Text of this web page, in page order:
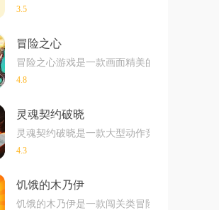
3.5
冒险之心
冒险之心游戏是一款画面精美的卡通冒险游
4.8
灵魂契约破晓
灵魂契约破晓是一款大型动作竞技手游，玩
4.3
饥饿的木乃伊
饥饿的木乃伊是一款闯关类冒险游戏，整个